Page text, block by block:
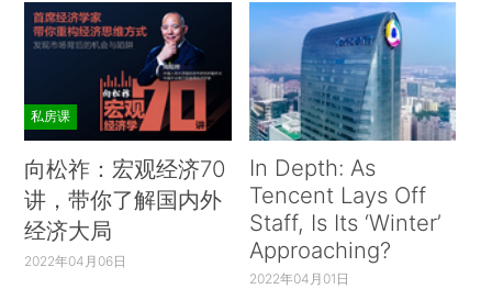
私房课
向松祚：宏观经济70
讲，带你了解国内外
经济大局
2022年04月06日
In Depth: As
Tencent Lays Off
Staff, Is Its ‘Winter’
Approaching?
2022年04月01日